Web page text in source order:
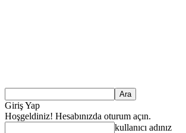
Giriş Yap
Hoşgeldiniz! Hesabınızda oturum açın.
kullanıcı adınız